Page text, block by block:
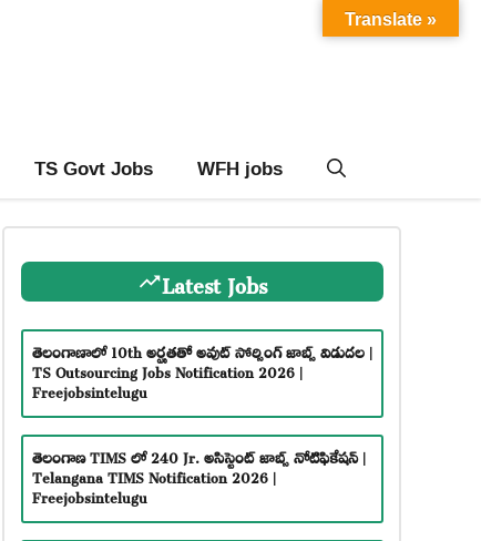
TS Govt Jobs WFH jobs
Latest Jobs
తెలంగాణాలో 10th అర్హతతో అవుట్ సోర్సింగ్ జాబ్స్ విడుదల |
TS Outsourcing Jobs Notification 2026 |
Freejobsintelugu
తెలంగాణ TIMS లో 240 Jr. అసిస్టెంట్ జాబ్స్ నోటిఫికేషన్ |
Telangana TIMS Notification 2026 |
Freejobsintelugu
Translate »